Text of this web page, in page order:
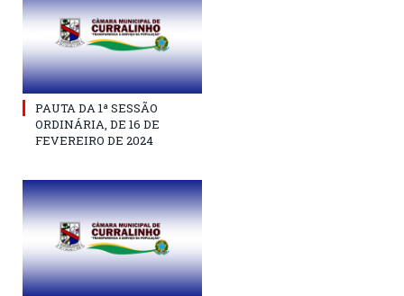
PAUTA DA 1ª SESSÃO
ORDINÁRIA, DE 16 DE
FEVEREIRO DE 2024